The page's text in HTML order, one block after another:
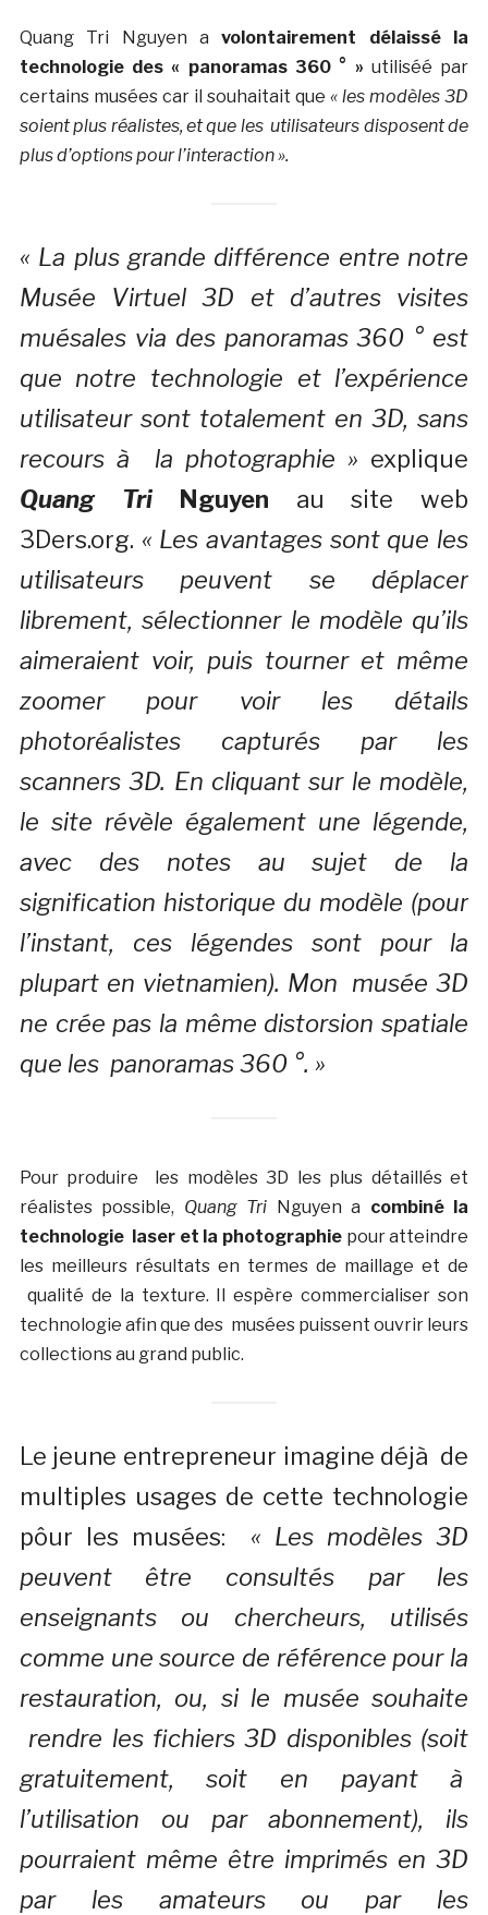
Quang Tri Nguyen avolontairement délaissé la
technologie des « panoramas 360 ° » utiliséé par
certains musées car il souhaitait que« les modèles 3D
soient plus réalistes, et que les utilisateurs disposent de
plus d’options pour l’interaction ».
« La plus grande différence entre notre
Musée Virtuel 3D et d’autres visites
muésales via des panoramas 360 ° est
que notre technologie et l’expérience
utilisateur sont totalement en 3D, sans
recours à la photographie » explique
Quang Tri Nguyen au site web
3Ders.org. « Les avantages sont que les
utilisateurs peuvent se déplacer
librement, sélectionner le modèle qu’ils
aimeraient voir, puis tourner et même
zoomer pour voir les détails
photoréalistes capturés par les
scanners 3D. En cliquant sur le modèle,
le site révèle également une légende,
avec des notes au sujet de la
signification historique du modèle (pour
l’instant, ces légendes sont pour la
plupart en vietnamien). Mon musée 3D
ne crée pas la même distorsion spatiale
que les panoramas 360 °. »
Pour produire les modèles 3D les plus détaillés et
réalistes possible, Quang Tri Nguyen a combiné la
technologie laser et la photographiepour atteindre
les meilleurs résultats en termes de maillage et de
qualité de la texture. Il espère commercialiser son
technologie afin que des musées puissent ouvrir leurs
collections au grand public.
Le jeune entrepreneur imagine déjà de
multiples usages de cette technologie
pôur les musées: « Les modèles 3D
peuvent être consultés par les
enseignants ou chercheurs, utilisés
comme une source de référence pour la
restauration, ou, si le musée souhaite
rendre les fichiers 3D disponibles (soit
gratuitement, soit en payant à
l’utilisation ou par abonnement), ils
pourraient même être imprimés en 3D
par les amateurs ou par les